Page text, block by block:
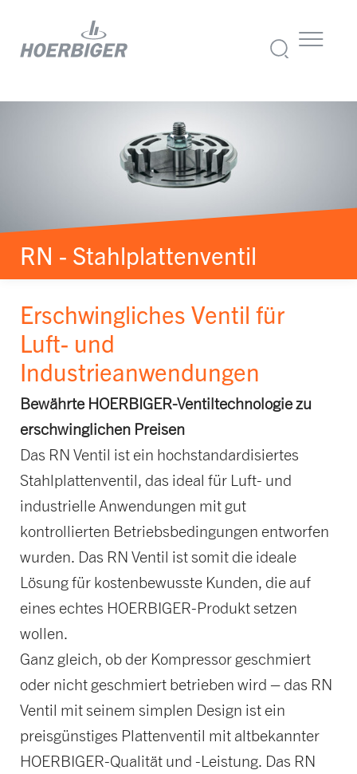
RN - Stahlplattenventil
Erschwingliches Ventil für
Luft- und
Industrieanwendungen
Bewährte HOERBIGER-Ventiltechnologie zu
erschwinglichen Preisen
Das RN Ventil ist ein hochstandardisiertes
Stahlplattenventil, das ideal für Luft- und
industrielle Anwendungen mit gut
kontrollierten Betriebsbedingungen entworfen
wurden. Das RN Ventil ist somit die ideale
Lösung für kostenbewusste Kunden, die auf
eines echtes HOERBIGER-Produkt setzen
wollen.
Ganz gleich, ob der Kompressor geschmiert
oder nicht geschmiert betrieben wird – das RN
Ventil mit seinem simplen Design ist ein
preisgünstiges Plattenventil mit altbekannter
HOERBIGER-Qualität und -Leistung. Das RN